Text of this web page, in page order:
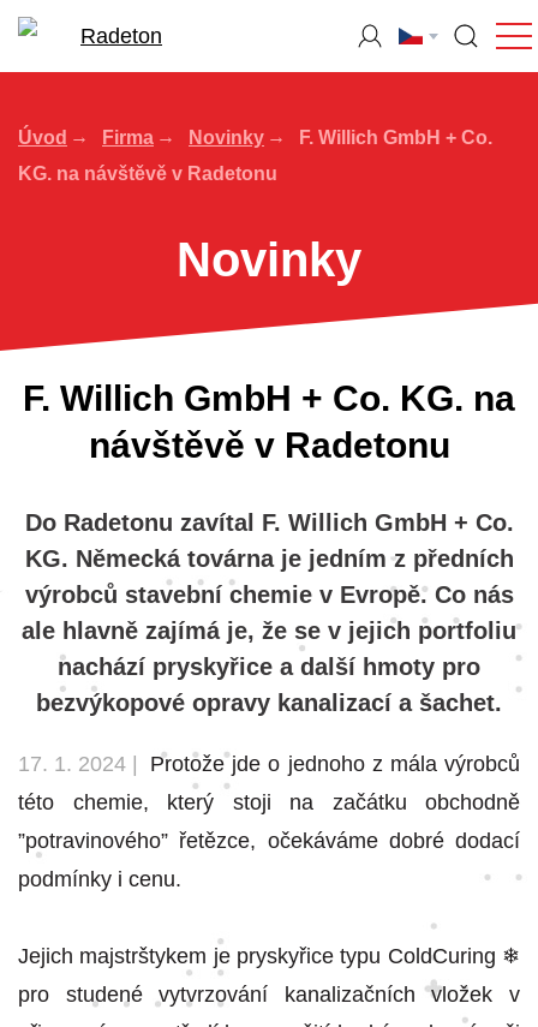
Úvod Firma Novinky
F. Willich GmbH + Co.
KG. na návštěvě v Radetonu
Novinky
F. Willich GmbH + Co. KG. na
návštěvě v Radetonu
Do Radetonu zavítal F. Willich GmbH + Co.
KG. Německá továrna je jedním z předních
výrobců stavební chemie v Evropě. Co nás
ale hlavně zajímá je, že se v jejich portfoliu
nachází pryskyřice a další hmoty pro
bezvýkopové opravy kanalizací a šachet.
17. 1. 2024 |
Protože jde o jednoho z mála výrobců
této chemie, který stoji na začátku obchodně
”potravinového” řetězce, očekáváme dobré dodací
podmínky i cenu.
Jejich majstrštykem je pryskyřice typu ColdCuring ❄
pro studené vytvrzování kanalizačních vložek v